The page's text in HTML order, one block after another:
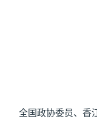
全国政协委员、香江